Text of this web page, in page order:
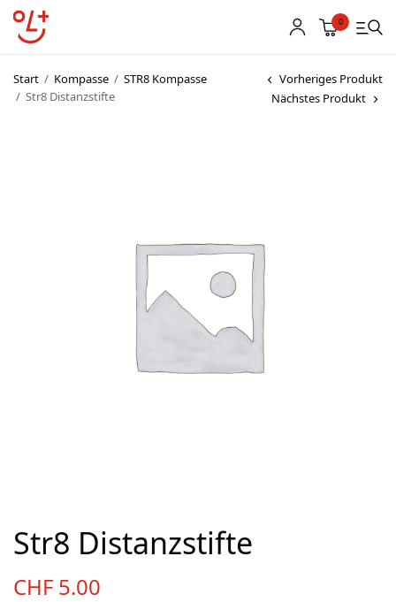
0
Start / Kompasse / STR8 Kompasse
/ Str8 Distanzstifte
Vorheriges Produkt
Nächstes Produkt
Str8 Distanzstifte
CHF 5.00
Aktion
Aktuell